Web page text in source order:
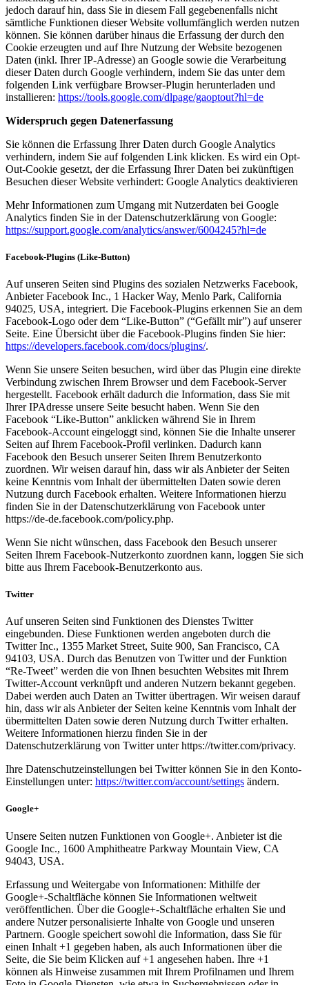
jedoch darauf hin, dass Sie in diesem Fall gegebenenfalls nicht
sämtliche Funktionen dieser Website vollumfänglich werden nutzen
können. Sie können darüber hinaus die Erfassung der durch den
Cookie erzeugten und auf Ihre Nutzung der Website bezogenen
Daten (inkl. Ihrer IP-Adresse) an Google sowie die Verarbeitung
dieser Daten durch Google verhindern, indem Sie das unter dem
folgenden Link verfügbare Browser-Plugin herunterladen und
installieren: https://tools.google.com/dlpage/gaoptout?hl=de
Widerspruch gegen Datenerfassung
Sie können die Erfassung Ihrer Daten durch Google Analytics
verhindern, indem Sie auf folgenden Link klicken. Es wird ein Opt-
Out-Cookie gesetzt, der die Erfassung Ihrer Daten bei zukünftigen
Besuchen dieser Website verhindert: Google Analytics deaktivieren
Mehr Informationen zum Umgang mit Nutzerdaten bei Google
Analytics finden Sie in der Datenschutzerklärung von Google:
https://support.google.com/analytics/answer/6004245?hl=de
Facebook-Plugins (Like-Button)
Auf unseren Seiten sind Plugins des sozialen Netzwerks Facebook,
Anbieter Facebook Inc., 1 Hacker Way, Menlo Park, California
94025, USA, integriert. Die Facebook-Plugins erkennen Sie an dem
Facebook-Logo oder dem “Like-Button” (“Gefällt mir”) auf unserer
Seite. Eine Übersicht über die Facebook-Plugins finden Sie hier:
https://developers.facebook.com/docs/plugins/.
Wenn Sie unsere Seiten besuchen, wird über das Plugin eine direkte
Verbindung zwischen Ihrem Browser und dem Facebook-Server
hergestellt. Facebook erhält dadurch die Information, dass Sie mit
Ihrer IPAdresse unsere Seite besucht haben. Wenn Sie den
Facebook “Like-Button” anklicken während Sie in Ihrem
Facebook-Account eingeloggt sind, können Sie die Inhalte unserer
Seiten auf Ihrem Facebook-Profil verlinken. Dadurch kann
Facebook den Besuch unserer Seiten Ihrem Benutzerkonto
zuordnen. Wir weisen darauf hin, dass wir als Anbieter der Seiten
keine Kenntnis vom Inhalt der übermittelten Daten sowie deren
Nutzung durch Facebook erhalten. Weitere Informationen hierzu
finden Sie in der Datenschutzerklärung von Facebook unter
https://de-de.facebook.com/policy.php.
Wenn Sie nicht wünschen, dass Facebook den Besuch unserer
Seiten Ihrem Facebook-Nutzerkonto zuordnen kann, loggen Sie sich
bitte aus Ihrem Facebook-Benutzerkonto aus.
Twitter
Auf unseren Seiten sind Funktionen des Dienstes Twitter
eingebunden. Diese Funktionen werden angeboten durch die
Twitter Inc., 1355 Market Street, Suite 900, San Francisco, CA
94103, USA. Durch das Benutzen von Twitter und der Funktion
“Re-Tweet” werden die von Ihnen besuchten Websites mit Ihrem
Twitter-Account verknüpft und anderen Nutzern bekannt gegeben.
Dabei werden auch Daten an Twitter übertragen. Wir weisen darauf
hin, dass wir als Anbieter der Seiten keine Kenntnis vom Inhalt der
übermittelten Daten sowie deren Nutzung durch Twitter erhalten.
Weitere Informationen hierzu finden Sie in der
Datenschutzerklärung von Twitter unter https://twitter.com/privacy.
Ihre Datenschutzeinstellungen bei Twitter können Sie in den Konto-
Einstellungen unter: https://twitter.com/account/settings ändern.
Google+
Unsere Seiten nutzen Funktionen von Google+. Anbieter ist die
Google Inc., 1600 Amphitheatre Parkway Mountain View, CA
94043, USA.
Erfassung und Weitergabe von Informationen: Mithilfe der
Google+-Schaltfläche können Sie Informationen weltweit
veröffentlichen. Über die Google+-Schaltfläche erhalten Sie und
andere Nutzer personalisierte Inhalte von Google und unseren
Partnern. Google speichert sowohl die Information, dass Sie für
einen Inhalt +1 gegeben haben, als auch Informationen über die
Seite, die Sie beim Klicken auf +1 angesehen haben. Ihre +1
können als Hinweise zusammen mit Ihrem Profilnamen und Ihrem